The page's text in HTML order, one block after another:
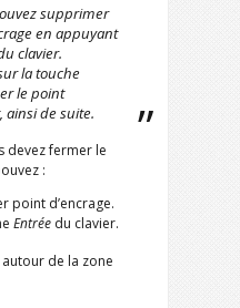
supprimer
en appuyant
clavier.
la touche
le point
ainsi de suite.
devez fermer le
:
point d’encrage.
Entrée du clavier.
de la zone